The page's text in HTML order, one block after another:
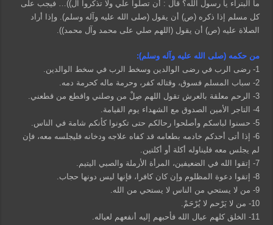
ما البتراء يا رسول الله؟ قال : أن تصلوا علي ولا تذكروا آل))… فيجب على
كل مسلم إذا ذكره (ص) أن يقول (صلى الله عليه وآله وسلم). وإذا أراد
الصلاة عليه (ص) أن يقول (اللهم صلي على محمد وآل محمد)).
من حكمه (صلى الله عليه وآله وسلم):
1- رضى الرب في رضى الوالدين وسخط الرب في سخط الوالدين.
2- سباب المسلم فسوق، وقتاله كفر، وحرمة ماله كحرمة دمه.
3- الرحم معلقة بالعرش تقول اللهم صِلْ من وصلني واقطع من قطعني.
4- التاجر الأمين الصدوق مع الشهداء يوم القيامة.
5- حسنوا لباسكم وأصلحوا رحالكم حتى تكونوا كأنكم شامة في الناس.
6- إذا أتى أحدكم خادمه بطعامه قد كفاه علاجه ودخانه فليجلسه معه، فإن
لم يجلس معه فليناوله أكلة أو أكلتين.
7- إتقوا الله في الضعيفين، المرأة الأرملة والصبي اليتيم.
8- إتقوا دعوة المظلوم وإن كان كافرا، فإنها ليس دونها حجاب.
9- من لا يستحي من الناس لا يستحي من الله.
10- من لا يَرْحم لا يُرْحَمْ.
11- الخلق كلهم عيال الله فأحبهم إليه أنفعهم لعياله.